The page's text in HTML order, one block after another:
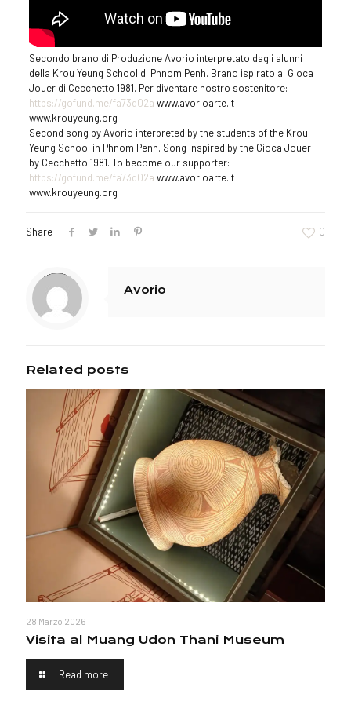
Secondo brano di Produzione Avorio interpretato dagli alunni
della Krou Yeung School di Phnom Penh. Brano ispirato al Gioca
Jouer di Cecchetto 1981. Per diventare nostro sostenitore:
https://gofund.me/fa73d02a www.avorioarte.it
www.krouyeung.org
Second song by Avorio interpreted by the students of the Krou
Yeung School in Phnom Penh. Song inspired by the Gioca Jouer
by Cecchetto 1981. To become our supporter:
https://gofund.me/fa73d02a www.avorioarte.it
www.krouyeung.org
Share 0
Warning
: Trying to access array offset on value of type null in
/homepages/23/d907629243/htdocs/www.avorioarte.it/wp-content/themes/betheme/includes/content-single.php
on line
286
Avorio
Related posts
28 Marzo 2026
Visita al Muang Udon Thani Museum
Read more